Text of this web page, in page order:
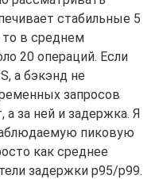
стабильные 5
то в среднем
20 операций. Если
а бэкэнд не
запросов
а за ней и задержка. Я
пиковую
как среднее
задержки p95/p99.